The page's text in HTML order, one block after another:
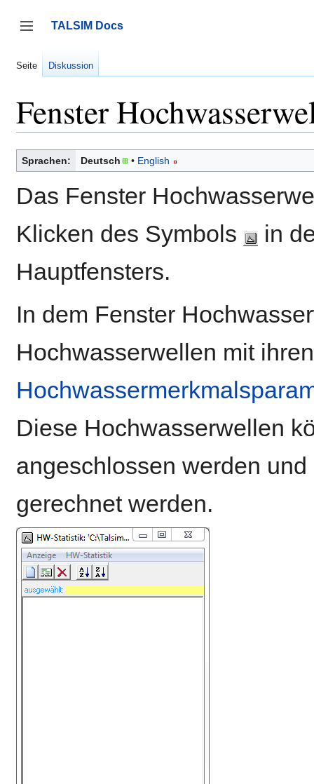
springen
Seitenleiste umschalten
TALSIM Docs
Seite Diskussion
Fenster
Sprachen: Deutsch English
Das Fenster
Klicken des Symbols
in
Hauptfensters.
In dem Fenster
Hochwasserwellen mit ihren
Diese Hochwasserwellen
angeschlossen werden
gerechnet werden.